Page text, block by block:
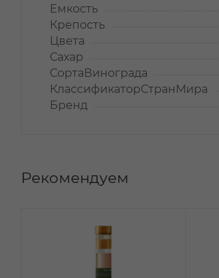
Емкость
Крепость
Цвета
Сахар
СортаВинограда
КлассификаторСтранМира
Бренд
Рекомендуем